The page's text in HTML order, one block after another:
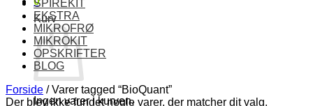
Kurv
Ingen varer i kurven.
EKSTRA
MIKROFRØ
MIKROKIT
OPSKRIFTER
BLOG
Forside /Varer tagged “BioQuant”
Der blev ikke fundet nogle varer, der matcher dit valg.